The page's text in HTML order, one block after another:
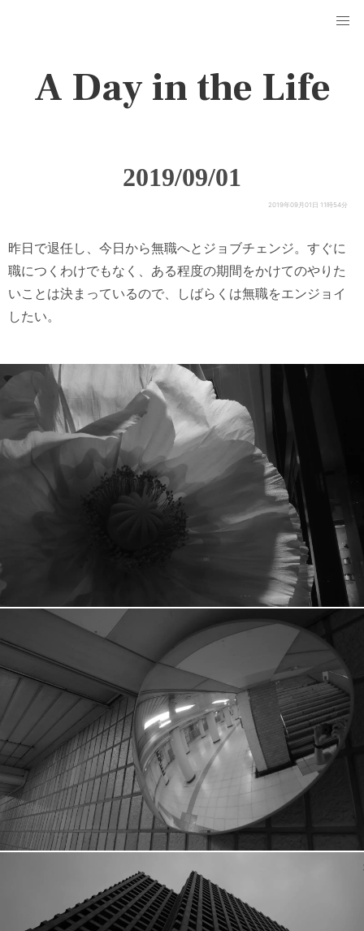
A Day in the Life
2019/09/01
2019年09月01日 11時54分
昨日で退任し、今日から無職へとジョブチェンジ。すぐに
職につくわけでもなく、ある程度の期間をかけてのやりた
いことは決まっているので、しばらくは無職をエンジョイ
したい。